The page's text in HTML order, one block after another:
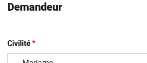
Demandeur
Civilité(obligatoire)
*